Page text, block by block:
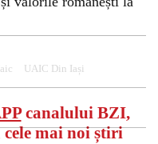
UAIC Din Iași
canalului BZI,
mai noi știri